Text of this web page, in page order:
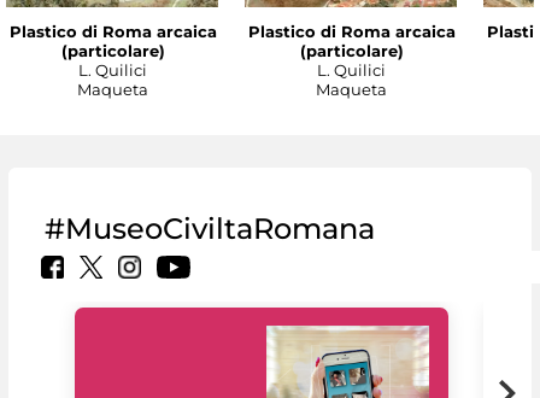
Plastico di Roma arcaica
(particolare)
L. Quilici
Maqueta
Plastico di Roma arcaica
(particolare)
L. Quilici
Maqueta
#MuseoCiviltaRomana